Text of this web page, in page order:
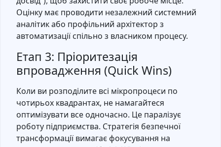
Оцінку має проводити незалежний системний
аналітик або профільний архітектор з
автоматизації спільно з власником процесу.
Етап 3: Пріоритезація
впровадження (Quick Wins)
Коли ви розподілите всі мікропроцеси по
чотирьох квадрантах, не намагайтеся
оптимізувати все одночасно. Це паралізує
роботу підприємства. Стратегія безпечної
трансформації вимагає фокусування на